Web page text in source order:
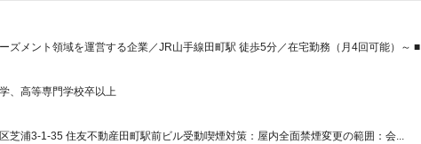
ズメント領域を運営する企業／JR山手線田町駅 徒歩5分／在宅勤務（月4回可能）～ ■
、高等専門学校卒以上
芝浦3-1-35 住友不動産田町駅前ビル受動喫煙対策：屋内全面禁煙変更の範囲：会...